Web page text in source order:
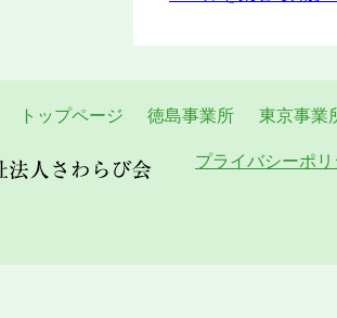
トップページ 徳島事業所 東京事業
プライバシーポ